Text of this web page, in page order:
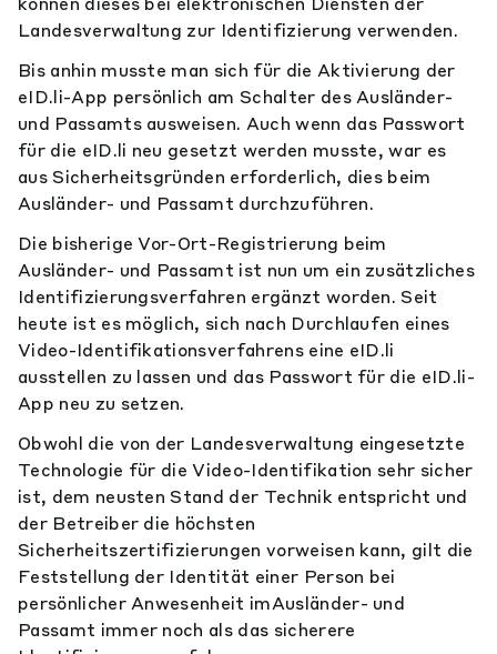
Landesverwaltung zur Identifizierung verwenden.
Bis anhin musste man sich für die Aktivierung der
eID.li-App persönlich am Schalter des Ausländer-
und Passamts ausweisen. Auch wenn das Passwort
für die eID.li neu gesetzt werden musste, war es
aus Sicherheitsgründen erforderlich, dies beim
Ausländer- und Passamt durchzuführen.
Die bisherige Vor-Ort-Registrierung beim
Ausländer- und Passamt ist nun um ein zusätzliches
Identifizierungsverfahren ergänzt worden. Seit
heute ist es möglich, sich nach Durchlaufen eines
Video-Identifikationsverfahrens eine eID.li
ausstellen zu lassen und das Passwort für die eID.li-
App neu zu setzen.
Obwohl die von der Landesverwaltung eingesetzte
Technologie für die Video-Identifikation sehr sicher
ist, dem neusten Stand der Technik entspricht und
der Betreiber die höchsten
Sicherheitszertifizierungen vorweisen kann, gilt die
Feststellung der Identität einer Person bei
persönlicher Anwesenheit imAusländer- und
Passamt immer noch als das sicherere